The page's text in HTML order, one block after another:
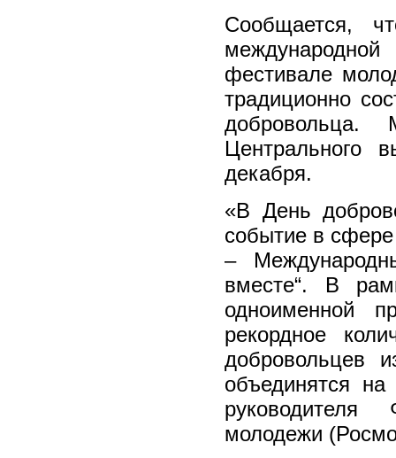
Сообщается,
фестивале
традиционно
добровольца.
Центрального
декабря.
«В День
событие в сфере
–
вместе“. В
одноименной
рекордное
добровольцев
объединятся
молодежи